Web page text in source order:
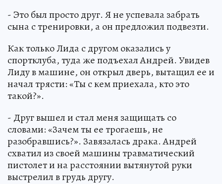
- Это был просто друг. Я не успевала забрать
сына с тренировки, а он предложил подвезти.
Как только Лида с другом оказались у
спортклуба, туда же подъехал Андрей. Увидев
Лиду в машине, он открыл дверь, вытащил ее и
начал трясти: «Ты с кем приехала, кто это
такой?».
- Друг вышел и стал меня защищать со
словами: «Зачем ты ее трогаешь, не
разобравшись?». Завязалась драка. Андрей
схватил из своей машины травматический
пистолет и на расстоянии вытянутой руки
выстрелил в грудь другу.